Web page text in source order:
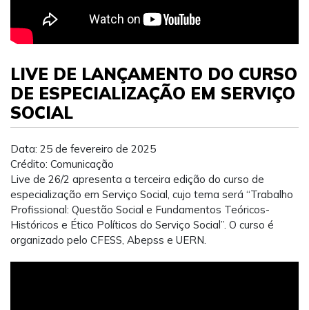
LIVE DE LANÇAMENTO DO CURSO
DE ESPECIALIZAÇÃO EM SERVIÇO
SOCIAL
Data: 25 de fevereiro de 2025
Crédito: Comunicação
Live de 26/2 apresenta a terceira edição do curso de
especialização em Serviço Social, cujo tema será “Trabalho
Profissional: Questão Social e Fundamentos Teóricos-
Históricos e Ético Políticos do Serviço Social”. O curso é
organizado pelo CFESS, Abepss e UERN.